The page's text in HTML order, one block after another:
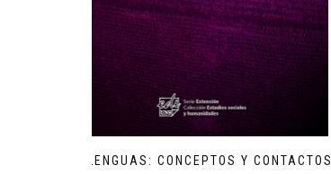
LENGUAS: CONCEPTOS Y CONTACTOS